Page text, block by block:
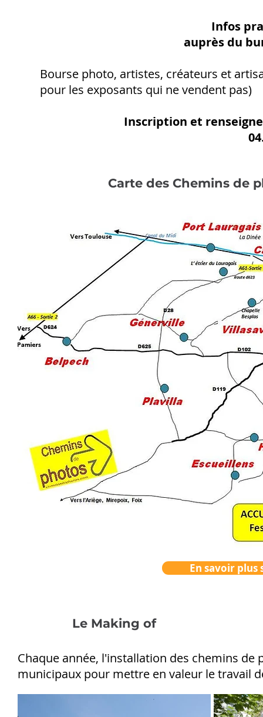
Infos
auprès du
Bourse photo, artistes, créateurs et
pour les exposants qui ne vendent pas)
Inscription et
Carte des Chemins de
En savoir plus
Le Making of
Chaque année, l'installation des chemins de
municipaux pour mettre en valeur le travail